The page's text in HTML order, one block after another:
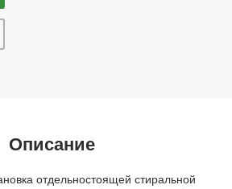
Описание
отдельностоящей стиральной